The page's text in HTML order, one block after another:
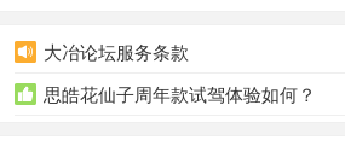
 大冶论坛服务条款
 思皓花仙子周年款试驾体验如何？